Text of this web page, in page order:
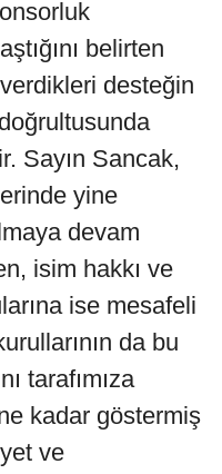
belirten
desteğin
Sayın Sancak,
yine
devam
isim hakkı ve
ise mesafeli
da bu
tarafımıza
kadar göstermiş
ve